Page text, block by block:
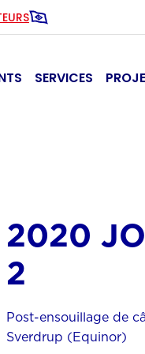
SERVICES
2020
2
Post-ensouillage de
Sverdrup (Equinor)